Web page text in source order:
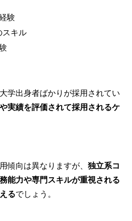
験
スキル
学出身者ばかりが採用されてい
実績を評価されて採用されるケ
傾向は異なりますが、 独立系コ
能力や専門スキルが重視される
るでしょう。